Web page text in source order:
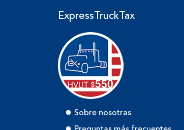
ExpressTruckTax
Sobre nosotras